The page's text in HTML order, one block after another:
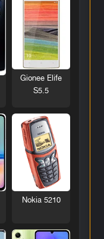
Gionee Elife
S5.5
Nokia 5210